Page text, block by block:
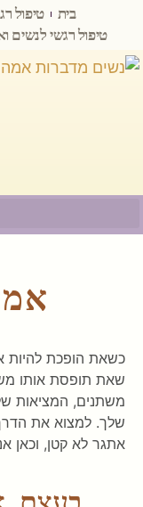
בית
טיפול
טיפול רגשי לנשים
כשאת הופכת להיות
שאת תופסת אותו
משתנים, המציאות
שלך. למצוא את
אתגר לא קטן, וכאן